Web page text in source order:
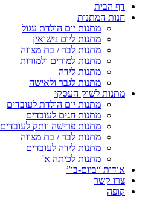
דף הבית
חנות המתנות
מתנות יום הולדת עגול
מתנות ליום נישואין
מתנות לבר / בת מצווה
מתנות למורים ולמורות
מתנות לידה
מתנות לגבר ולאישה
מתנות לשוק העסקי
מתנות יום הולדת לעובדים
מתנות חגים לעובדים
מתנות פרישה וותק לעובדים
מתנות לבר / בת מצווה
מתנות לידה לעובדים
מתנות לכיתה א'
אודות “ביום-בו”
צרו קשר
קופה